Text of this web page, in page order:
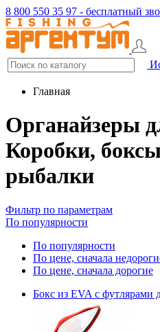
8 800 550 35 97 - бесплатный
Главная
Органайзеры
Коробки,
рыбалки
Фильтр по параметрам
По популярности
По популярности
По цене, сначала
По цене, сначала дорогие
Бокс из EVA с футлярами